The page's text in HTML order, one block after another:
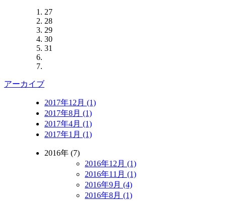
27
28
29
30
31
アーカイブ
2017年12月 (1)
2017年8月 (1)
2017年4月 (1)
2017年1月 (1)
2016年 (7)
2016年12月 (1)
2016年11月 (1)
2016年9月 (4)
2016年8月 (1)